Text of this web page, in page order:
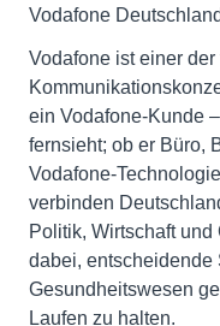
Vodafone
Vodafone ist einer der
ein Vodafone-Kunde
fernsieht; ob er Büro,
Vodafone-
verbinden
Politik, Wirtschaft
dabei, entscheidende
Gesundheitswesen
Laufen zu halten.